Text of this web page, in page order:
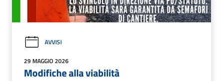
AVVISI
29 MAGGIO 2026
Modifiche alla viabilità